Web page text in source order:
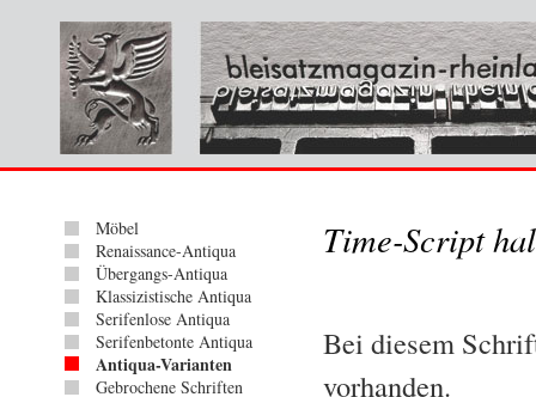
Möbel
Renaissance-Antiqua
Übergangs-Antiqua
Klassizistische Antiqua
Serifenlose Antiqua
Serifenbetonte Antiqua
Antiqua-Varianten
Gebrochene Schriften
Time-Script
Bei diesem
vorhanden.